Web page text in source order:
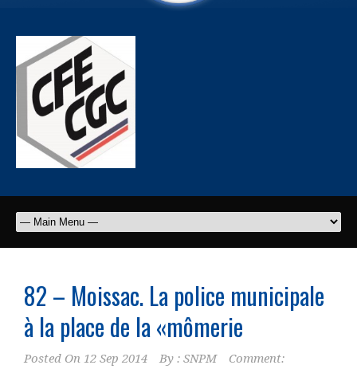
82 – Moissac. La police municipale
à la place de la «mômerie
Posted On 12 Sep 2014 By : SNPM
Comment: